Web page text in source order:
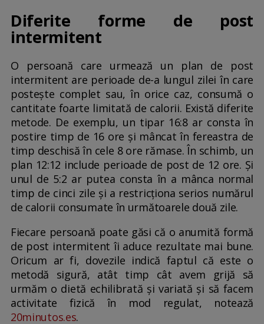
Diferite forme de post
intermitent
O persoană care urmează un plan de post
intermitent are perioade de-a lungul zilei în care
postește complet sau, în orice caz, consumă o
cantitate foarte limitată de calorii. Există diferite
metode. De exemplu, un tipar 16:8 ar consta în
postire timp de 16 ore și mâncat în fereastra de
timp deschisă în cele 8 ore rămase. În schimb, un
plan 12:12 include perioade de post de 12 ore. Și
unul de 5:2 ar putea consta în a mânca normal
timp de cinci zile și a restricționa serios numărul
de calorii consumate în următoarele două zile.
Fiecare persoană poate găsi că o anumită formă
de post intermitent îi aduce rezultate mai bune.
Oricum ar fi, dovezile indică faptul că este o
metodă sigură, atât timp cât avem grijă să
urmăm o dietă echilibrată și variată și să facem
activitate fizică în mod regulat, notează
20minutos.es.